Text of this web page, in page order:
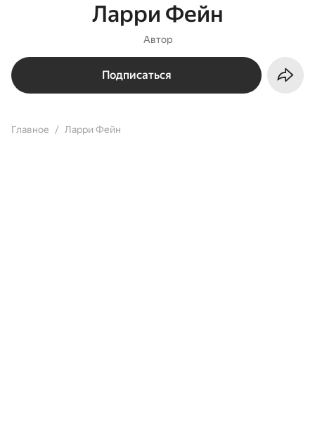
Ларри Фейн
Автор
Подписаться
Главное Ларри Фейн